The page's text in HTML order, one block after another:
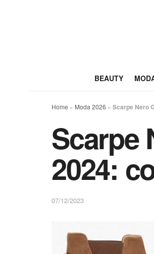
BEAUTY
Home » Moda 2026 » Scarpe Nero
Scarpe
2024:
07/12/2023